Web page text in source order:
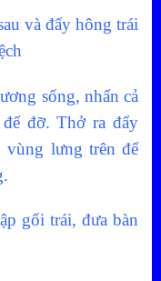
và đẩy hông trái
sống, nhấn cả
đỡ. Thở ra đẩy
vùng lưng trên để
trái, đưa bàn